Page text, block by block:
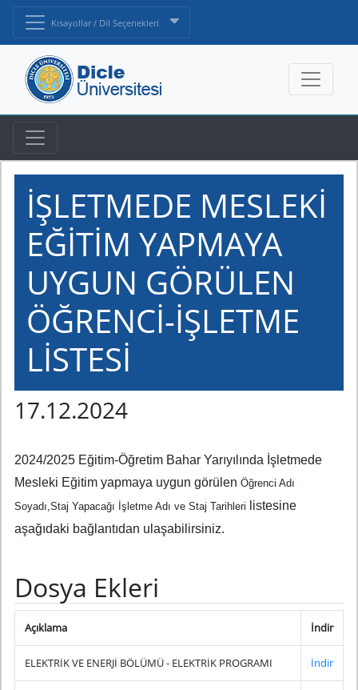
Kısayollar / Dil Seçenekleri
İŞLETMEDE MESLEKİ
EĞİTİM YAPMAYA
UYGUN GÖRÜLEN
ÖĞRENCİ-İŞLETME
LİSTESİ
17.12.2024
2024/2025 Eğitim-Öğretim Bahar Yarıyılında İşletmede
Mesleki Eğitim yapmaya uygun görülen Öğrenci Adı
Soyadı,Staj Yapacağı İşletme Adı ve Staj Tarihleri
listesine
aşağıdaki bağlantıdan ulaşabilirsiniz.
Dosya Ekleri
Açıklama İndir
ELEKTRİK VE ENERJİ BÖLÜMÜ - ELEKTRİK PROGRAMI İndir